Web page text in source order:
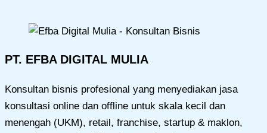
PT. EFBA DIGITAL MULIA
Konsultan bisnis profesional yang menyediakan jasa
konsultasi online dan offline untuk skala kecil dan
menengah (UKM), retail, franchise, startup & maklon,